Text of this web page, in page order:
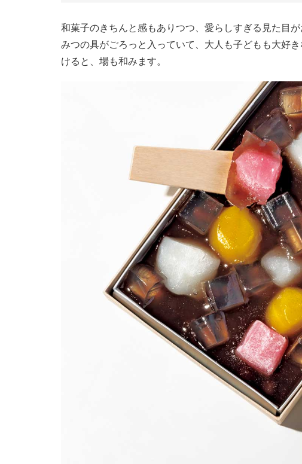
和菓子のきちんと感もありつつ、愛らしすぎる見た目
みつの具がごろっと入っていて、大人も子どもも大好
けると、場も和みます。